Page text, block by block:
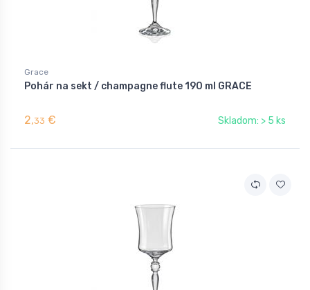
Grace
Pohár na sekt / champagne flute 190 ml GRACE
2,33 € Skladom: > 5 ks